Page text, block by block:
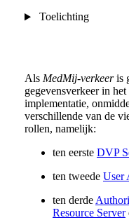
Toelichting
Als MedMij-verkeeris
gegevensverkeer in
implementatie,
verschillende van de
rollen, namelijk:
ten eerste DVP
ten tweede User
ten derde
Resource Server